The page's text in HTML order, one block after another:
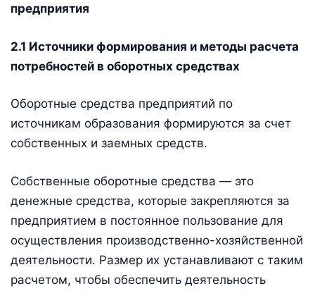
предприятия
2.1 Источники формирования и методы расчета
потребностей в оборотных средствах
Оборотные средства предприятий по
источникам образования формируются за счет
собственных и заемных средств.
Собственные оборотные средства — это
денежные средства, которые закрепляются за
предприятием в постоянное пользование для
осуществления производственно-хозяйственной
деятельности. Размер их устанавливают с таким
расчетом, чтобы обеспечить деятельность